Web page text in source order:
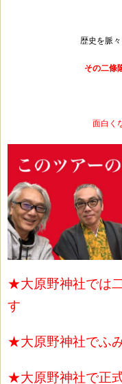
歴史を脈
その二條
面白く
★大原野神社では
す
★大原野神社でふ
★大原野神社で正